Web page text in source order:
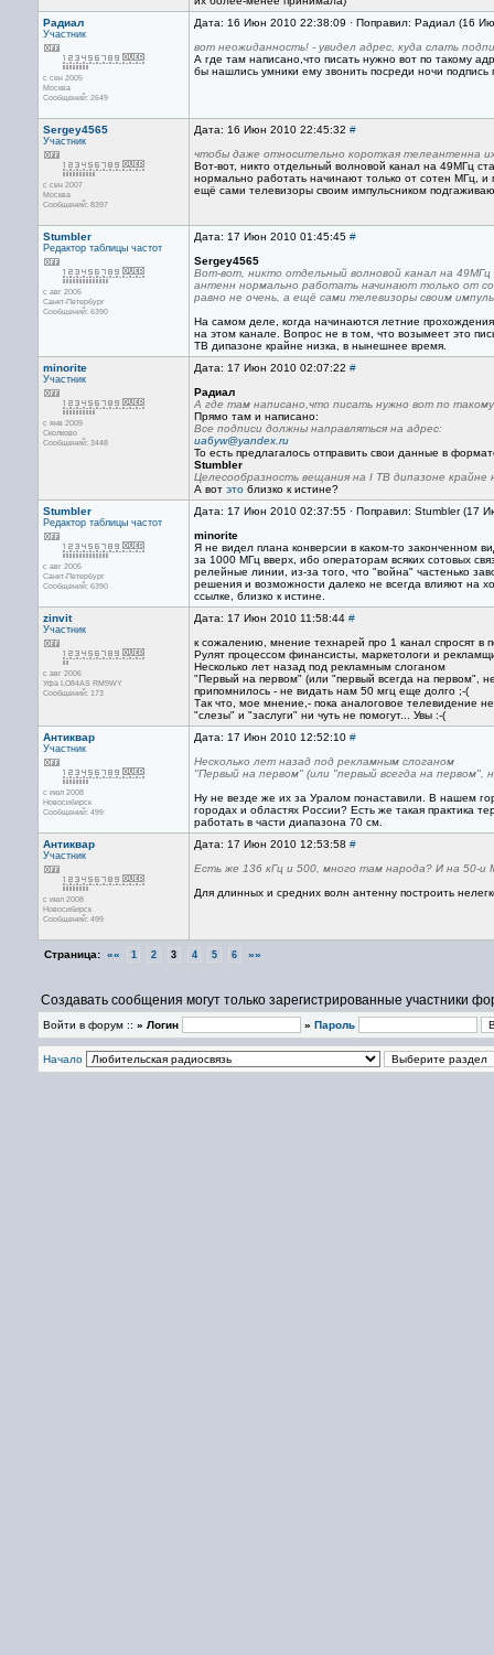
Радиал
Участник
с сен 2005
Москва
Сообщений: 2649
Дата: 16 Июн 2010 22:38:09 · Поправил: Радиал (16
вот неожиданность! - увидел адрес, куда слать
А где там написано,что писать нужно вот по такому
бы нашлись умники ему звонить посреди ночи подпись
Sergey4565
Участник
с сен 2007
Москва
Сообщений: 8397
Дата: 16 Июн 2010 22:45:32 #
чтобы даже относительно короткая телеантенна
Вот-вот, никто отдельный волновой канал на 49МГц
нормально работать начинают только от сотен МГц, и
ещё сами телевизоры своим импульсником
Stumbler
Редактор таблицы частот
с авг 2005
Санкт-Петербург
Сообщений: 6390
Дата: 17 Июн 2010 01:45:45 #
Sergey4565
Вот-вот, никто отдельный волновой канал на
антенн нормально работать начинают только от
равно не очень, а ещё сами телевизоры своим
На самом деле, когда начинаются летние
на этом канале. Вопрос не в том, что возымеет это
ТВ дипазоне крайне низка, в нынешнее время.
minorite
Участник
с янв 2009
Сколково
Сообщений: 3448
Дата: 17 Июн 2010 02:07:22 #
Радиал
А где там написано,что писать нужно вот по такому
Прямо там и написано:
Все подписи должны направляться на адрес:
ua6yw@yandex.ru
То есть предлагалось отправить свои данные в
Stumbler
Целесообразность вещания на I ТВ дипазоне крайне
А вот это близко к истине?
Stumbler
Редактор таблицы частот
с авг 2005
Санкт-Петербург
Сообщений: 6390
Дата: 17 Июн 2010 02:37:55 · Поправил: Stumbler (17
minorite
Я не видел плана конверсии в каком-то законченном
за 1000 МГц вверх, ибо операторам всяких сотовых
релейные линии, из-за того, что "война" частенько
решения и возможности далеко не всегда влияют на
ссылке, близко к истине.
zinvit
Участник
с авг 2006
Уфа LO84AS RM9WY
Сообщений: 173
Дата: 17 Июн 2010 11:58:44 #
к сожалению, мнение технарей про 1 канал спросят в
Рулят процессом финансисты, маркетологи и
Несколько лет назад под рекламным слоганом
"Первый на первом" (или "первый всегда на первом",
припомнилось - не видать нам 50 мгц еще долго ;-(
Так что, мое мнение,- пока аналоговое телевидение
"слезы" и "заслуги" ни чуть не помогут... Увы :-(
Антиквар
Участник
с июл 2008
Новосибирск
Сообщений: 499
Дата: 17 Июн 2010 12:52:10 #
Несколько лет назад под рекламным слоганом
"Первый на первом" (или "первый всегда на
Ну не везде же их за Уралом понаставили. В нашем
городах и областях России? Есть же такая практика
работать в части диапазона 70 см.
Антиквар
Участник
с июл 2008
Новосибирск
Сообщений: 499
Дата: 17 Июн 2010 12:53:58 #
Есть же 136 кГц и 500, много там народа? И на 50-
Для длинных и средних волн антенну построить
Страница: «« 1 2 3 4 5 6 »»
Создавать сообщения могут только зарегистрированные участники
Войти в форум :: » Логин » Пароль
Начало